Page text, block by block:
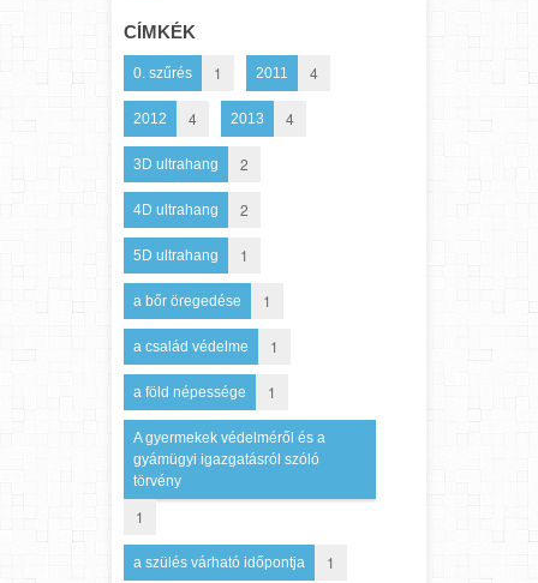
CÍMKÉK
0. szűrés 1 2011 4
2012 4 2013 4
3D ultrahang 2
4D ultrahang 2
5D ultrahang 1
a bőr öregedése 1
a család védelme 1
a föld népessége 1
A gyermekek védelméről és a
gyámügyi igazgatásról szóló
törvény
1
a szülés várható időpontja 1